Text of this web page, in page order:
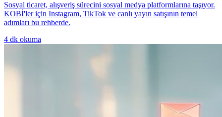
Sosyal ticaret, alışveriş sürecini sosyal medya platformlarına taşıyor.
KOBİ'ler için Instagram, TikTok ve canlı yayın satışının temel
adımları bu rehberde.
4 dk okuma